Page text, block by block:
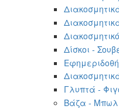
Δίσκοι -
Γλυπτά -
Βάζα - Μπωλ